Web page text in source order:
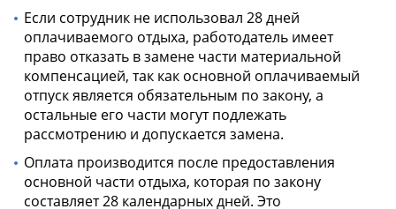
Если сотрудник не использовал 28 дней
оплачиваемого отдыха, работодатель имеет
право отказать в замене части материальной
компенсацией, так как основной оплачиваемый
отпуск является обязательным по закону, а
остальные его части могут подлежать
рассмотрению и допускается замена.
Оплата производится после предоставления
основной части отдыха, которая по закону
составляет 28 календарных дней. Это